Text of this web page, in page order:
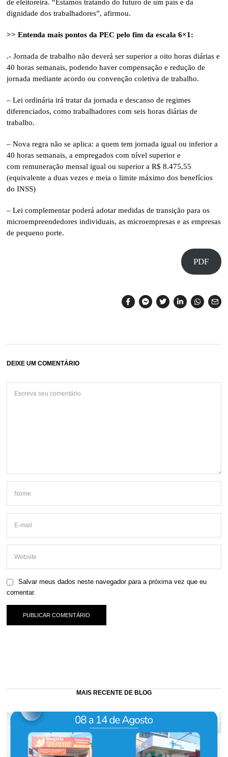
de eleitoreira. “Estamos tratando do futuro de um país e da
dignidade dos trabalhadores”, afirmou.
>> Entenda mais pontos da PEC pelo fim da escala 6×1:
.- Jornada de trabalho não deverá ser superior a oito horas diárias e
40 horas semanais, podendo haver compensação e redução de
jornada mediante acordo ou convenção coletiva de trabalho.
– Lei ordinária irá tratar da jornada e descanso de regimes
diferenciados, como trabalhadores com seis horas diárias de
trabalho.
– Nova regra não se aplica: a quem tem jornada igual ou inferior a
40 horas semanais, a empregados com nível superior e
com remuneração mensal igual ou superior a R$ 8.475,55
(equivalente a duas vezes e meia o limite máximo dos benefícios
do INSS)
– Lei complementar poderá adotar medidas de transição para os
microempreendedores individuais, as microempresas e as empresas
de pequeno porte.
PDF
DEIXE UM COMENTÁRIO
Salvar meus dados neste navegador para a próxima vez que eu
comentar.
MAIS RECENTE DE BLOG